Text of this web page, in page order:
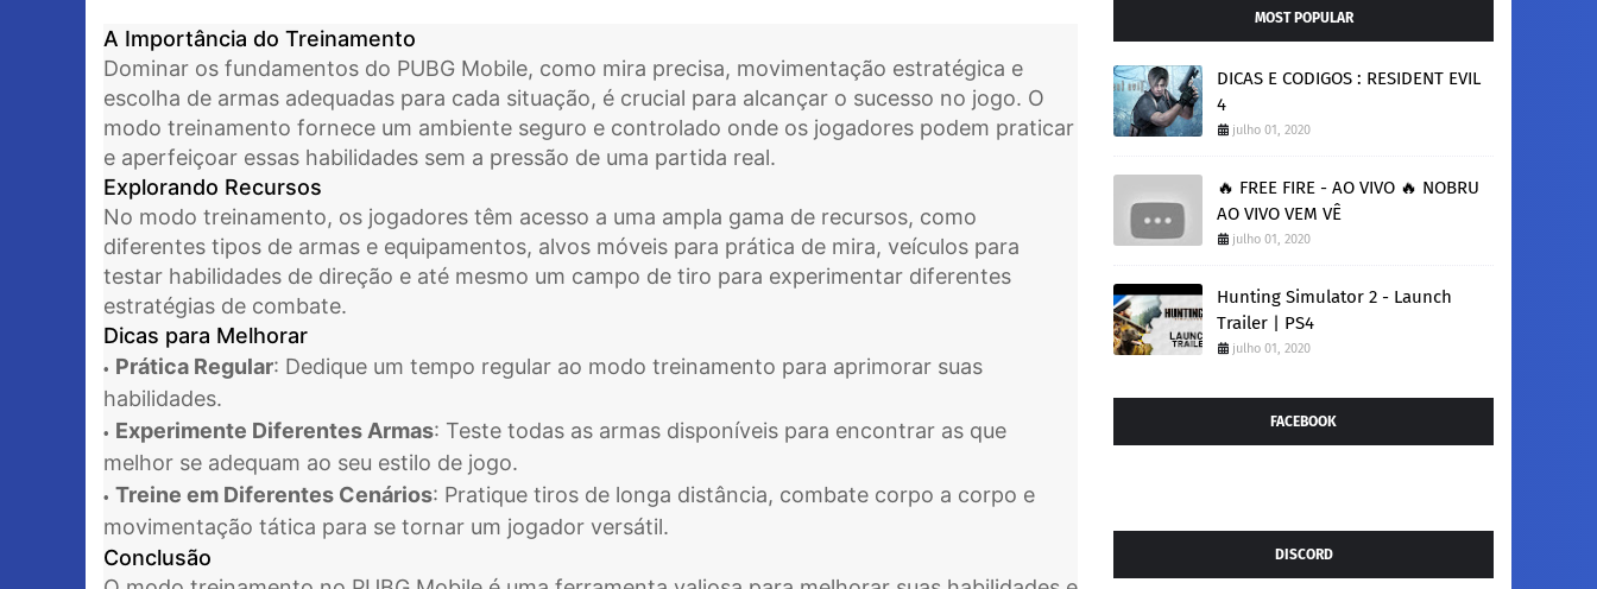
A Importância do Treinamento
Dominar os fundamentos do PUBG Mobile, como mira precisa, movimentação estratégica e
escolha de armas adequadas para cada situação, é crucial para alcançar o sucesso no jogo. O
modo treinamento fornece um ambiente seguro e controlado onde os jogadores podem praticar
e aperfeiçoar essas habilidades sem a pressão de uma partida real.
Explorando Recursos
No modo treinamento, os jogadores têm acesso a uma ampla gama de recursos, como
diferentes tipos de armas e equipamentos, alvos móveis para prática de mira, veículos para
testar habilidades de direção e até mesmo um campo de tiro para experimentar diferentes
estratégias de combate.
Dicas para Melhorar
Prática Regular: Dedique um tempo regular ao modo treinamento para aprimorar suas
habilidades.
Experimente Diferentes Armas: Teste todas as armas disponíveis para encontrar as que
melhor se adequam ao seu estilo de jogo.
Treine em Diferentes Cenários: Pratique tiros de longa distância, combate corpo a corpo e
movimentação tática para se tornar um jogador versátil.
Conclusão
MOST POPULAR
DICAS E CODIGOS : RESIDENT EVIL
4
julho 01, 2020
🔥 FREE FIRE - AO VIVO 🔥 NOBRU
AO VIVO VEM VÊ
julho 01, 2020
Hunting Simulator 2 - Launch
Trailer | PS4
julho 01, 2020
FACEBOOK
DISCORD